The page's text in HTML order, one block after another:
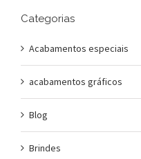
Categorias
Acabamentos especiais
acabamentos gráficos
Blog
Brindes